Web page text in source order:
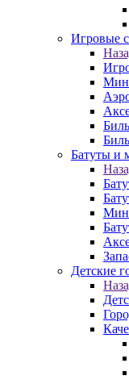
Игровые
Батуты и
Детские